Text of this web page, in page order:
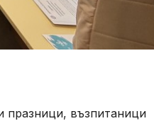
празници, възпитаници